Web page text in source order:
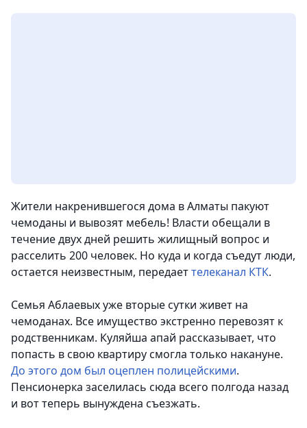
Жители накренившегося дома в Алматы пакуют
чемоданы и вывозят мебель! Власти обещали в
течение двух дней решить жилищный вопрос и
расселить 200 человек. Но куда и когда съедут люди,
остается неизвестным, передаеттелеканал КТК.
Семья Аблаевых уже вторые сутки живет на
чемоданах. Все имущество экстренно перевозят к
родственникам. Куляйша апай рассказывает, что
попасть в свою квартиру смогла только накануне.
До этого дом был оцеплен полицейскими.
Пенсионерка заселилась сюда всего полгода назад
и вот теперь вынуждена съезжать.